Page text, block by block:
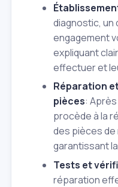
diagnostic, un
engagement
expliquant
effectuer et
Réparation
pièces:
procède à la
des pièces de
garantissant
Tests et
réparation